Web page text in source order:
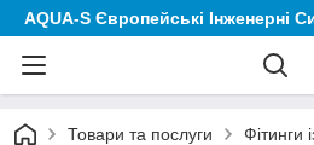
AQUA-S Європейські Інженерні
Товари та послуги Фітинги